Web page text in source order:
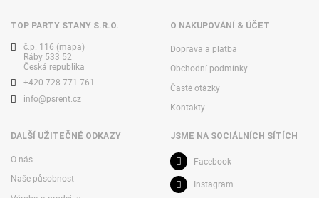
TOP PARTY STANY S.R.O.
č.p. 116 (mapa)
Ráby 533 52
Česká republika
+420 728 771 761
info@psrent.cz
O NAKUPOVÁNÍ & ÚČET
Doprava a platba
Obchodní podmínky
Časté otázky
Kontakty
DALŠÍ UŽITEČNÉ ODKAZY
O nás
Naše působnost
JSME NA SOCIÁLNÍCH SÍTÍCH
Facebook
Instagram